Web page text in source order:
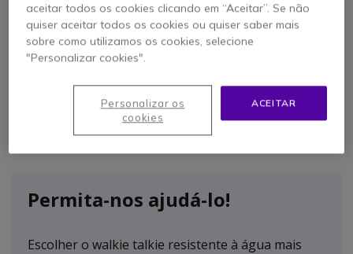
Correio electrónico
Li e aceito a política de privacidade.
DESCARREGAR GUIA
Permita-nos ajudá-lo!
Escolher o walkie talkie resistente à água mais
aceitar todos os cookies clicando em “Aceitar”. Se não
quiser aceitar todos os cookies ou quiser saber mais
sobre como utilizamos os cookies, selecione
"Personalizar cookies".
ACEITAR
Personalizar os
cookies